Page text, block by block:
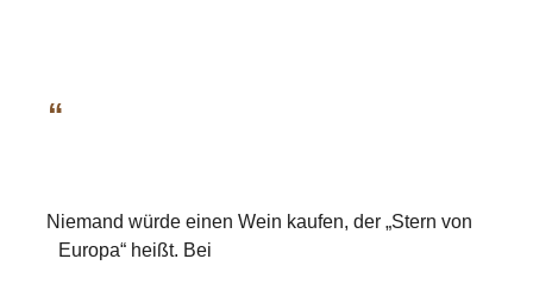
“
Niemand würde einen Wein kaufen, der „Stern von
Europa“ heißt. Bei